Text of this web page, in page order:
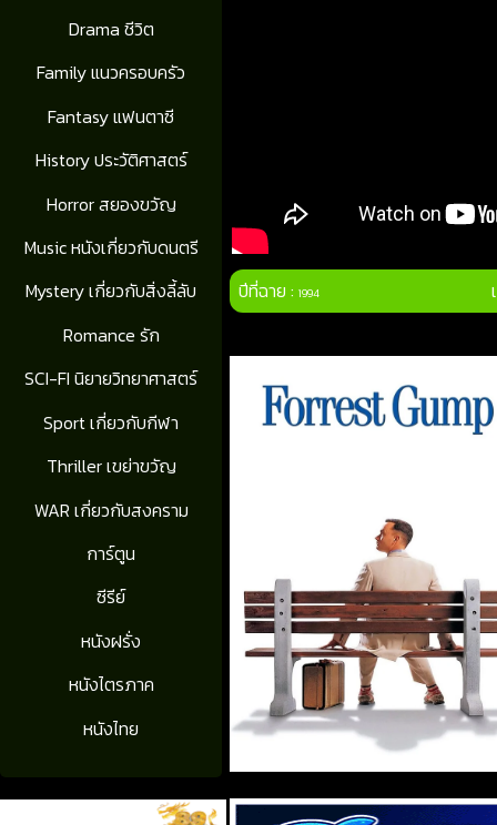
Drama ชีวิต
Family แนวครอบครัว
Fantasy แฟนตาซี
History ประวัติศาสตร์
Horror สยองขวัญ
Music หนังเกี่ยวกับดนตรี
Mystery เกี่ยวกับสิ่งลี้ลับ
Romance รัก
SCI-FI นิยายวิทยาศาสตร์
Sport เกี่ยวกับกีฬา
Thriller เขย่าขวัญ
WAR เกี่ยวกับสงคราม
การ์ตูน
ซีรีย์
หนังฝรั่ง
หนังไตรภาค
หนังไทย
ปีที่ฉาย :1994